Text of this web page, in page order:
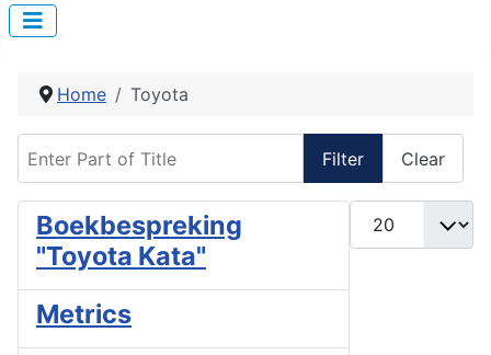
Home Toyota
Filter Clear
Display #
Boekbespreking
"Toyota Kata"
Metrics